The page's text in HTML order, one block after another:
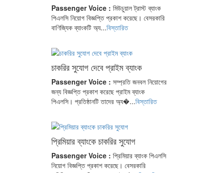
Passenger Voice : মিউচুয়াল ট্রাস্ট ব্যাংক
পিএলসি নিয়োগ বিজ্ঞপ্তি প্রকাশ করেছে। বেসরকারি
বাণিজ্যিক ব্যাংকটি অ্য...বিস্তারিত
চাকরির সুযোগ দেবে প্রাইম ব্যাংক
Passenger Voice : সম্প্রতি জনবল নিয়োগের
জন্য বিজ্ঞপ্তি প্রকাশ করেছে প্রাইম ব্যাংক
পিএলসি। প্রতিষ্ঠানটি তাদের অ্য�...বিস্তারিত
প্রিমিয়ার ব্যাংকে চাকরির সুযোগ
Passenger Voice : প্রিমিয়ার ব্যাংক পিএলসি
নিয়োগ বিজ্ঞপ্তি প্রকাশ করেছে। বেসরকারি